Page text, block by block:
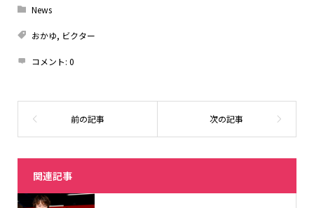
News
おかゆ, ビクター
コメント: 0
関連記事